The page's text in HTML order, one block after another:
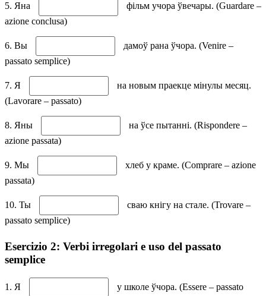
5. Яна
фільм учора ўвечары. (Guardare –
azione conclusa)
6. Вы
дамоў рана ўчора. (Venire –
passato semplice)
7. Я
на новым праекце мінулы месяц.
(Lavorare – passato)
8. Яны
на ўсе пытанні. (Rispondere –
azione passata)
9. Мы
хлеб у краме. (Comprare – azione
passata)
10. Ты
сваю кнігу на стале. (Trovare –
passato semplice)
Esercizio 2: Verbi irregolari e uso del passato
semplice
1. Я
у школе ўчора. (Essere – passato